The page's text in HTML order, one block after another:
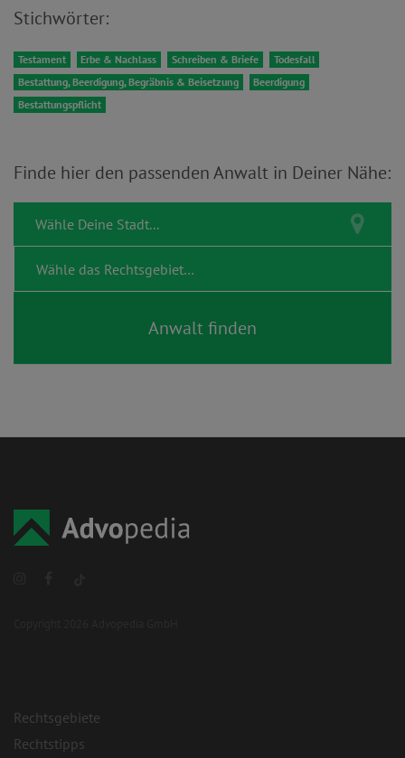
Stichwörter:
Testament Erbe & Nachlass Schreiben & Briefe
Todesfall
Bestattung, Beerdigung, Begräbnis & Beisetzung
Beerdigung
Bestattungspflicht
Finde hier den passenden Anwalt in Deiner Nähe:
Rechtsgebiete
Rechtstipps